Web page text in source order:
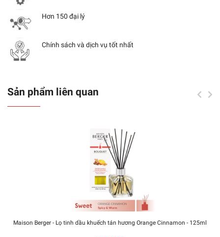
Hơn 150 đại lý
Chính sách và dịch vụ tốt nhất
Sản phẩm liên quan
Maison Berger - Lọ tinh dầu khuếch tán hương Orange Cinnamon - 125ml